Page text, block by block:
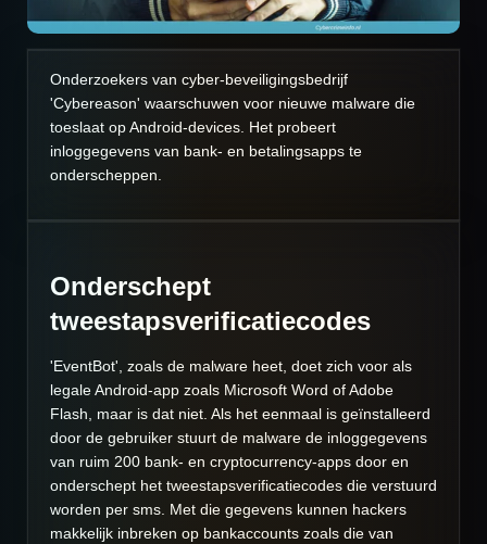
Onderzoekers van cyber-beveiligingsbedrijf
'Cybereason' waarschuwen voor nieuwe malware die
toeslaat op Android-devices. Het probeert
inloggegevens van bank- en betalingsapps te
onderscheppen.
Onderschept
tweestapsverificatiecodes
'EventBot', zoals de malware heet, doet zich voor als
legale Android-app zoals Microsoft Word of Adobe
Flash, maar is dat niet. Als het eenmaal is geïnstalleerd
door de gebruiker stuurt de malware de inloggegevens
van ruim 200 bank- en cryptocurrency-apps door en
onderschept het tweestapsverificatiecodes die verstuurd
worden per sms. Met die gegevens kunnen hackers
makkelijk inbreken op bankaccounts zoals die van